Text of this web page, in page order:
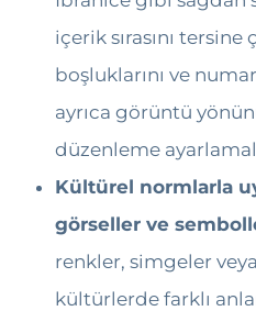
içerik sırasını
boşluklarını ve
ayrıca görüntü
düzenleme
Kültürel normlarla
görseller ve
renkler, simgeler
kültürlerde farklı